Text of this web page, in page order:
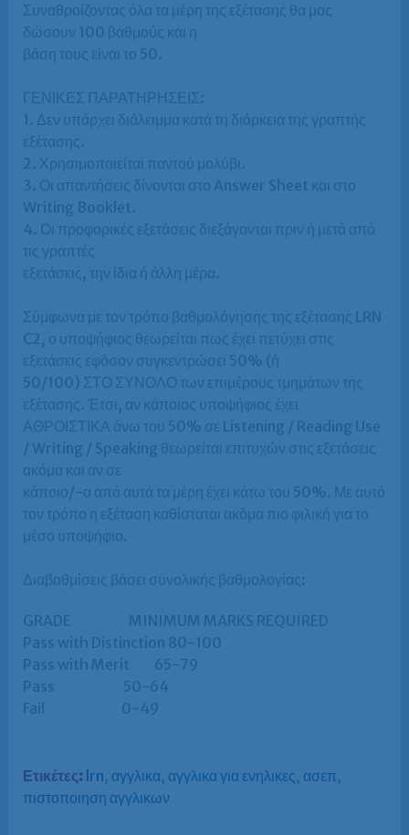
Συναθροίζοντας όλα τα μέρη της εξέτασης θα μας
δώσουν 100 βαθμούς και η
βάση τους είναι το 50.
ΓΕΝΙΚΕΣ ΠΑΡΑΤΗΡΗΣΕΙΣ:
1. Δεν υπάρχει διάλειμμα κατά τη διάρκεια της γραπτής
εξέτασης.
2. Χρησιμοποιείται παντού μολύβι.
3. Οι απαντήσεις δίνονται στο Answer Sheet και στο
Writing Booklet.
4. Οι προφορικές εξετάσεις διεξάγονται πριν ή μετά από
τις γραπτές
εξετάσεις, την ίδια ή άλλη μέρα.
Σύμφωνα με τον τρόπο βαθμολόγησης της εξέτασης LRN
C2, ο υποψήφιος θεωρείται πως έχει πετύχει στις
εξετάσεις εφόσον συγκεντρώσει 50% (ή
50/100) ΣΤΟ ΣΥΝΟΛΟ των επιμέρους τμημάτων της
εξέτασης. Έτσι, αν κάποιος υποψήφιος έχει
ΑΘΡΟΙΣΤΙΚΑ άνω του 50% σε Listening / Reading Use
/ Writing / Speaking θεωρείται επιτυχών στις εξετάσεις
ακόμα και αν σε
κάποιο/-α από αυτά τα μέρη έχει κάτω του 50%. Με αυτό
τον τρόπο η εξέταση καθίσταται ακόμα πιο φιλική για το
μέσο υποψήφιο.
Διαβαθμίσεις βάσει συνολικής βαθμολογίας:
GRADE MINIMUM MARKS REQUIRED
Pass with Distinction 80-100
Pass with Merit 65-79
Pass 50-64
Fail 0-49
Ετικέτες: lrn, αγγλικα, αγγλικα για ενηλικες , ασεπ,
πιστοποιηση αγγλικων